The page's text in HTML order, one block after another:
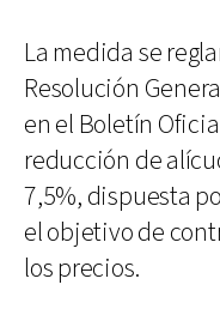
La medida se
Resolución
en el Boletín
reducción de
7,5%, dispuesta
el objetivo de
los precios.